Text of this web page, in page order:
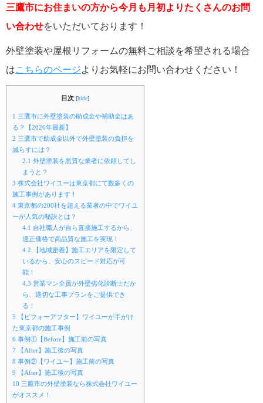
三鷹市にお住まいの方から今月も月初よりたくさんのお問
い合わせをいただいております！
外壁塗装や屋根リフォームの無料ご相談を希望される場合
はこちらのページよりお気軽にお問い合わせください！
目次 [hide]
1 三鷹市に外壁塗装の助成金や補助金はあ
る？【2026年最新】
2 三鷹市で助成金以外で外壁塗装の負担を
減らすには？
2.1 外壁塗装を悪質な業者に依頼してし
まうと？
3 株式会社ワイユーは東京都にて数多くの
施工事例があります！
4 東京都の200社を超える業者の中でワイユ
ーが人気の秘訣とは？
4.1 自社職人が自ら直接施工するから、
適正価格で高品質な施工を実現！
4.2 【地域密着】施工エリアを限定して
いるから、安心のスピード対応が可
能！
4.3 営業マン全員が外壁劣化診断士だか
ら、適切な工事プランをご提供でき
る！
5 【ビフォーアフター】ワイユーが手がけ
た東京都の施工事例
6 事例①【Before】施工前の写真
7 【After】施工後の写真
8 事例②【ワイユー】施工前の写真
9 【After】施工後の写真
10 三鷹市の外壁塗装なら株式会社ワイユー
がオススメ！